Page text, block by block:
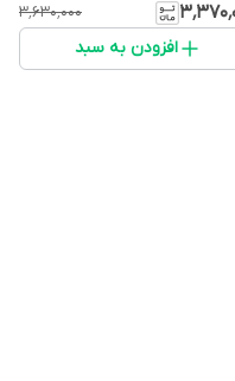
۳٬۶۳۰٬۰۰۰
افزودن به سبد